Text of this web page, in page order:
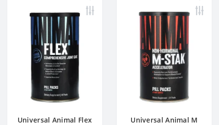
Universal Animal Flex
Universal Animal M